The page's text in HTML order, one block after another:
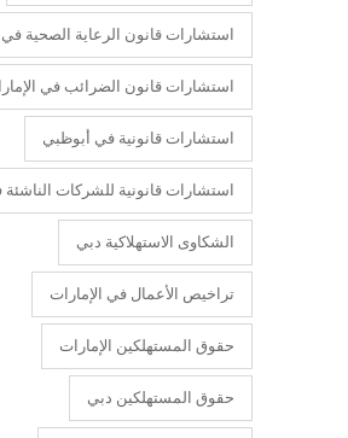
استشارات قانون الرعاية الصحية في
استشارات قانون الضرائب في
استشارات قانونية في أبوظبي
استشارات قانونية للشركات
الشكاوى الاستهلاكية دبي
تراخيص الأعمال في الإمارات
حقوق المستهلكين الإمارات
حقوق المستهلكين دبي